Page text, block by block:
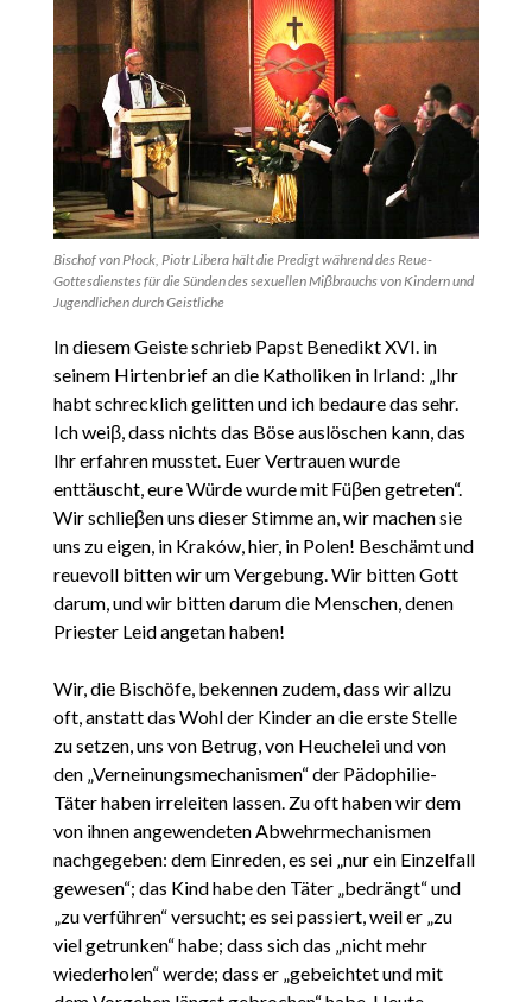
Bischof von Płock, Piotr Libera hält die Predigt während des Reue-
Gottesdienstes für die Sünden des sexuellen Miβbrauchs von Kindern und
Jugendlichen durch Geistliche
In diesem Geiste schrieb Papst Benedikt XVI. in
seinem Hirtenbrief an die Katholiken in Irland: „Ihr
habt schrecklich gelitten und ich bedaure das sehr.
Ich weiβ, dass nichts das Böse auslöschen kann, das
Ihr erfahren musstet. Euer Vertrauen wurde
enttäuscht, eure Würde wurde mit Füβen getreten“.
Wir schlieβen uns dieser Stimme an, wir machen sie
uns zu eigen, in Kraków, hier, in Polen! Beschämt und
reuevoll bitten wir um Vergebung. Wir bitten Gott
darum, und wir bitten darum die Menschen, denen
Priester Leid angetan haben!
Wir, die Bischöfe, bekennen zudem, dass wir allzu
oft, anstatt das Wohl der Kinder an die erste Stelle
zu setzen, uns von Betrug, von Heuchelei und von
den „Verneinungsmechanismen“ der Pädophilie-
Täter haben irreleiten lassen. Zu oft haben wir dem
von ihnen angewendeten Abwehrmechanismen
nachgegeben: dem Einreden, es sei „nur ein Einzelfall
gewesen“; das Kind habe den Täter „bedrängt“ und
„zu verführen“ versucht; es sei passiert, weil er „zu
viel getrunken“ habe; dass sich das „nicht mehr
wiederholen“ werde; dass er „gebeichtet und mit